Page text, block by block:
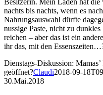
Besitzerin. Mein Laden hat
nachts bis nachts, wenn es
Nahrungsauswahl dürfte
nussige Paste, nicht zu
reichen – aber das ist ein
ihr das, mit den
Dienstags-Diskussion:
geöffnet?Claudi2018-09-
30.Mai.2018